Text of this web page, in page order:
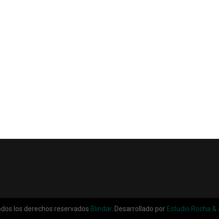
los derechos reservados Blindar. Desarrollado por Estudio Rocha